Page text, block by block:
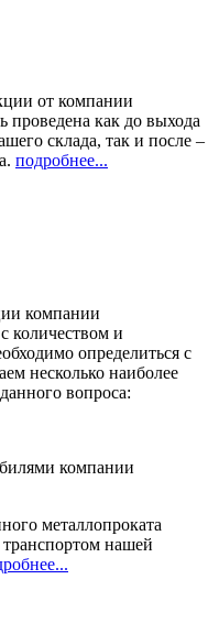
от компании
проведена как до выхода
склада, так и после –
подробнее...
компании
количеством и
определиться с
несколько наиболее
вопроса:
компании
металлопроката
нашей